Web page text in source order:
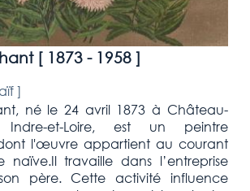
[ 1873 - 1958]
]
né le 24 avril 1873 à Château-
et-Loire, est un peintre
l'œuvre appartient au courant
travaille dans l’entreprise
père. Cette activité influence